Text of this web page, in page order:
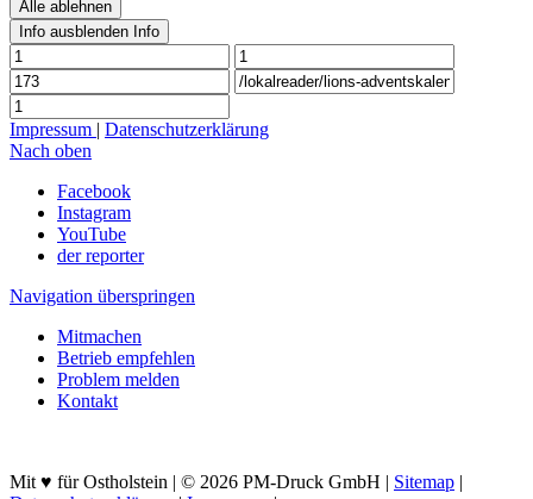
Alle ablehnen
Info ausblenden Info
Impressum | Datenschutzerklärung
Nach oben
Facebook
Instagram
YouTube
der reporter
Navigation überspringen
Mitmachen
Betrieb empfehlen
Problem melden
Kontakt
Mit ♥ für Ostholstein | © 2026 PM-Druck GmbH | Sitemap |